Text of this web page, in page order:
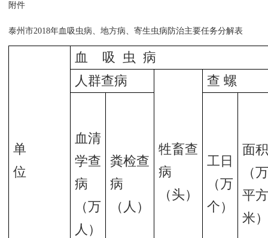
附件
泰州市2018年血吸虫病、地方病、寄生虫病防治主要任务分解表
单
位
血 吸 虫 病
人群查病
牲畜查
病
（头）
查 螺
血清
学查
病
（万
人）
粪检查
病
（人）
工日
（万
个）
面
（
平
米